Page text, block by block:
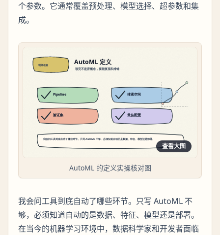
个参数。它通常覆盖预处理、模型选择、超参数和集
成。
查看大图
AutoML 的定义实操核对图
我会问工具到底自动了哪些环节。只写 AutoML 不
够，必须知道自动的是数据、特征、模型还是部署。
在当今的机器学习环境中，数据科学家和开发者面临